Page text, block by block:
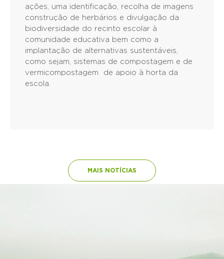
ações, uma identificação, recolha de imagens
construção de herbários e divulgação da
biodiversidade do recinto escolar à
comunidade educativa bem como a
implantação de alternativas sustentáveis,
como sejam, sistemas de compostagem e de
vermicompostagem de apoio à horta da
escola.
MAIS NOTÍCIAS